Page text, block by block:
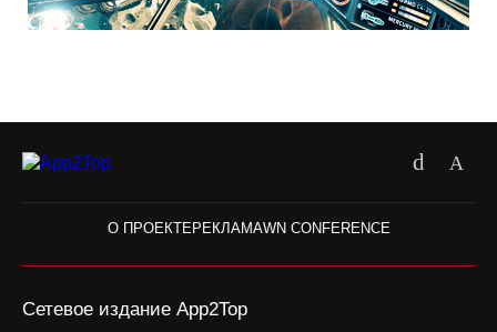
О ПРОЕКТЕРЕКЛАМАWN CONFERENCE
Сетевое издание App2Top